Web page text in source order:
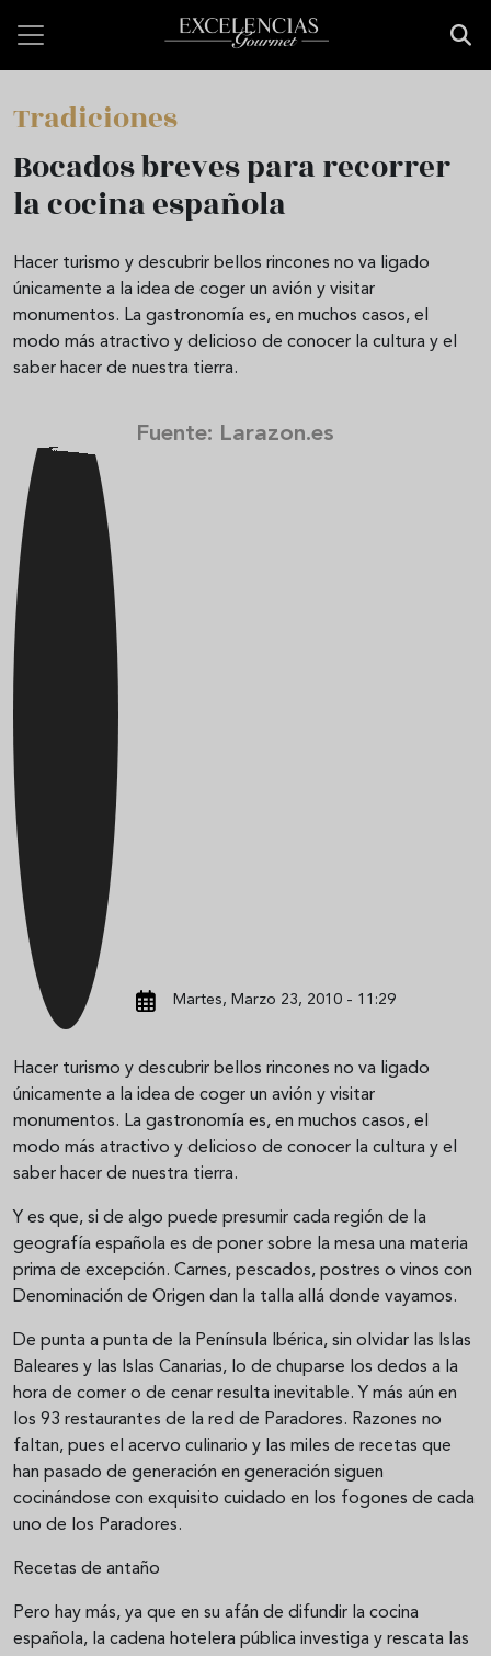
Tradiciones
Bocados breves para recorrer
la cocina española
Hacer turismo y descubrir bellos rincones no va ligado
únicamente a la idea de coger un avión y visitar
monumentos. La gastronomía es, en muchos casos, el
modo más atractivo y delicioso de conocer la cultura y el
saber hacer de nuestra tierra.
Fuente: Larazon.es
Martes, Marzo 23, 2010 - 11:29
Hacer turismo y descubrir bellos rincones no va ligado
únicamente a la idea de coger un avión y visitar
monumentos. La gastronomía es, en muchos casos, el
modo más atractivo y delicioso de conocer la cultura y el
saber hacer de nuestra tierra.
Y es que, si de algo puede presumir cada región de la
geografía española es de poner sobre la mesa una materia
prima de excepción. Carnes, pescados, postres o vinos con
Denominación de Origen dan la talla allá donde vayamos.
De punta a punta de la Península Ibérica, sin olvidar las Islas
Baleares y las Islas Canarias, lo de chuparse los dedos a la
hora de comer o de cenar resulta inevitable. Y más aún en
los 93 restaurantes de la red de Paradores. Razones no
faltan, pues el acervo culinario y las miles de recetas que
han pasado de generación en generación siguen
cocinándose con exquisito cuidado en los fogones de cada
uno de los Paradores.
Recetas de antaño
Pero hay más, ya que en su afán de difundir la cocina
española, la cadena hotelera pública investiga y rescata las